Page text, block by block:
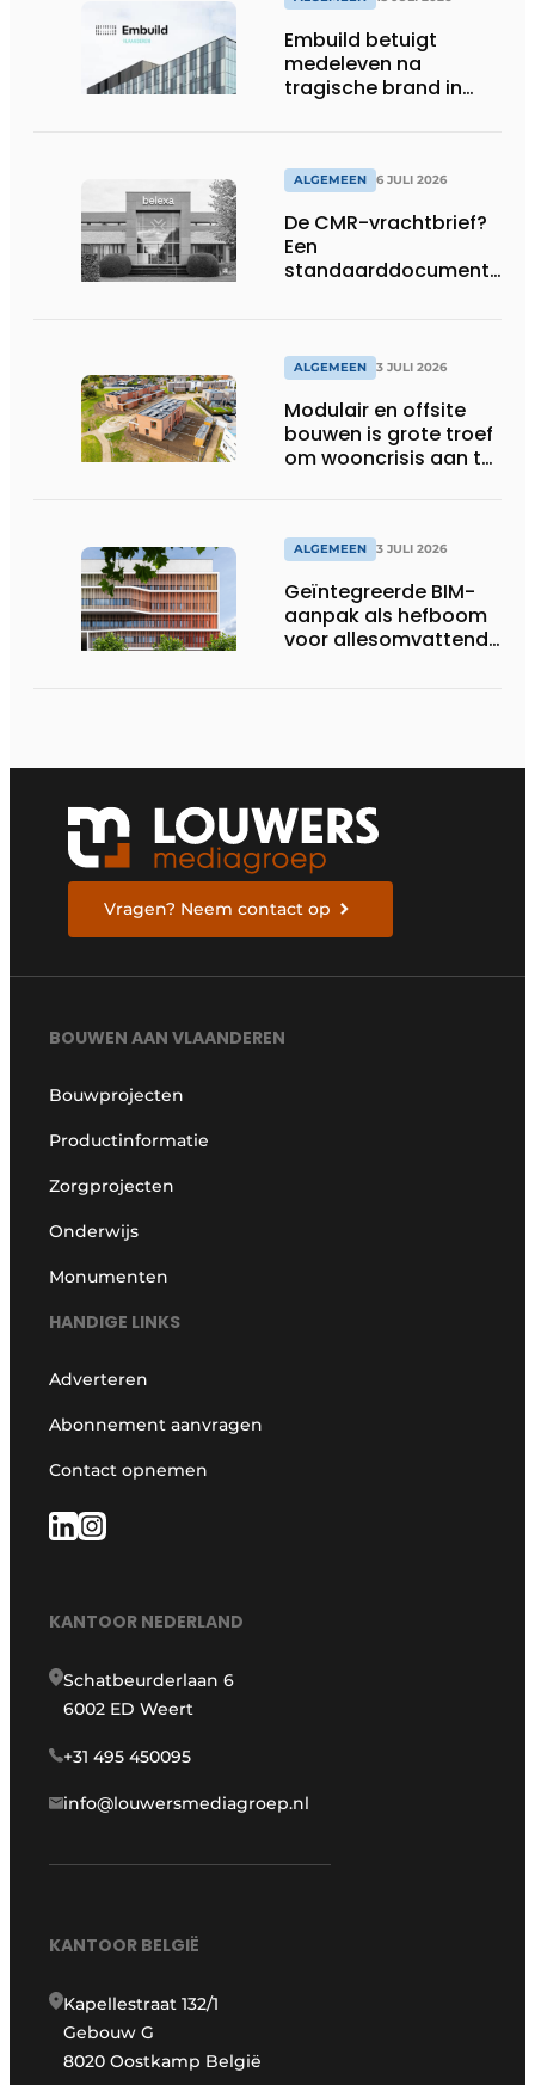
Embuild betuigt
medeleven na
tragische brand in
ALGEMEEN 6 JULI 2026
De CMR-vrachtbrief?
Een
standaarddocument
ALGEMEEN 3 JULI 2026
Modulair en offsite
bouwen is grote troef
om wooncrisis aan te
ALGEMEEN 3 JULI 2026
Geïntegreerde BIM-
aanpak als hefboom
voor allesomvattende
Vragen? Neem contact op
BOUWEN AAN VLAANDEREN
Bouwprojecten
Productinformatie
Zorgprojecten
Onderwijs
Monumenten
HANDIGE LINKS
Adverteren
Abonnement aanvragen
Contact opnemen
KANTOOR NEDERLAND
Schatbeurderlaan 6
6002 ED Weert
+31 495 450095
info@louwersmediagroep.nl
KANTOOR BELGIË
Kapellestraat 132/1
Gebouw G
8020 Oostkamp België